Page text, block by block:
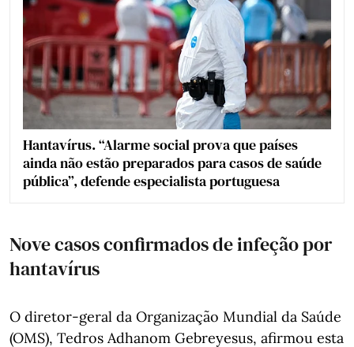
Hantavírus. “Alarme social prova que países
ainda não estão preparados para casos de saúde
pública”, defende especialista portuguesa
Nove casos confirmados de infeção por
hantavírus
O diretor-geral da Organização Mundial da Saúde
(OMS), Tedros Adhanom Gebreyesus, afirmou esta